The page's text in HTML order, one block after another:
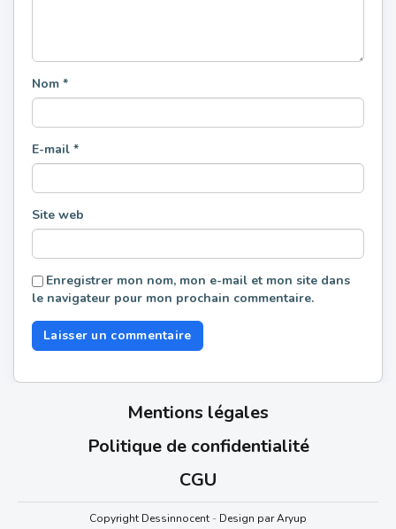
Nom *
E-mail *
Site web
Enregistrer mon nom, mon e-mail et mon site dans
le navigateur pour mon prochain commentaire.
Mentions légales
Politique de confidentialité
CGU
Copyright Dessinnocent - Design par Aryup